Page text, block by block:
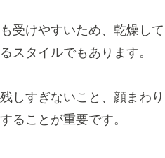
受けやすいため、乾燥して
スタイルでもあります。
しすぎないこと、顔まわり
ることが重要です。